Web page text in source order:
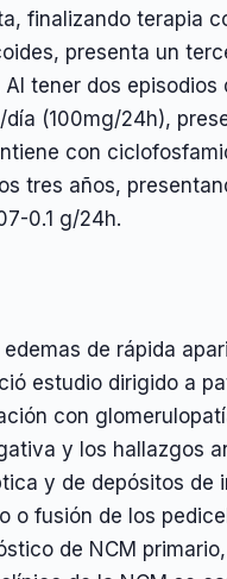
finalizando terapia
presenta un
tener dos episodios
(100mg/24h),
con
tres años,
0.1 g/24h.
de rápida
estudio dirigido a
con
y los hallazgos
y de depósitos de
o fusión de los
de NCM